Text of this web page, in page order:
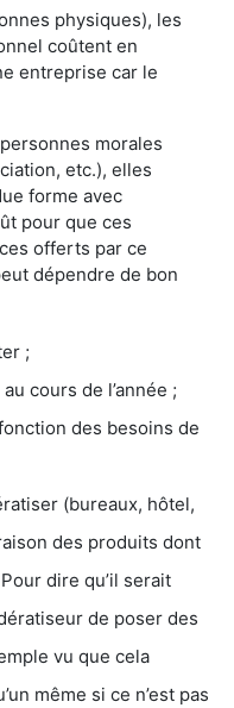
physiques), les
coûtent en
entreprise car le
morales
etc.), elles
forme avec
pour que ces
offerts par ce
dépendre de bon
;
cours de l’année ;
des besoins de
(bureaux, hôtel,
des produits dont
dire qu’il serait
de poser des
vu que cela
même si ce n’est pas